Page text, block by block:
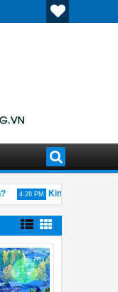
4:28 PM Kinh nghiệm khi